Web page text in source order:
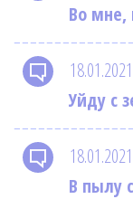
Во мне,
18.01.2021
Уйду с
18.01.2021
В пылу